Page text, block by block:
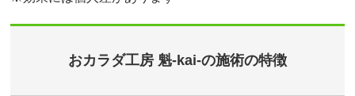
おカラダ工房 魁-kai-の施術の特徴